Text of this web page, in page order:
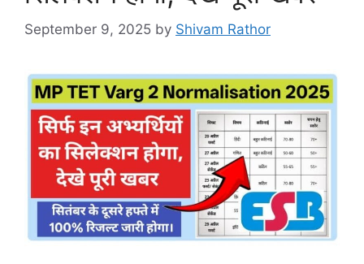
September 9, 2025 by Shivam Rathor